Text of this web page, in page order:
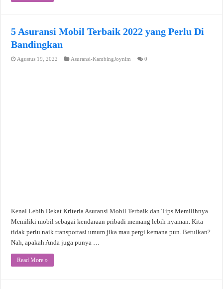
5 Asuransi Mobil Terbaik 2022 yang Perlu Di
Bandingkan
Agustus 19, 2022 Asuransi-KambingJoynim 0
Kenal Lebih Dekat Kriteria Asuransi Mobil Terbaik dan Tips Memilihnya
Memiliki mobil sebagai kendaraan pribadi memang lebih nyaman. Kita
tidak perlu naik transportasi umum jika mau pergi kemana pun. Betulkan?
Nah, apakah Anda juga punya …
Read More »